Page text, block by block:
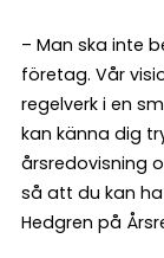
– Man ska inte
företag. Vår
regelverk i en
kan känna dig
årsredovisning
så att du kan
Hedgren på